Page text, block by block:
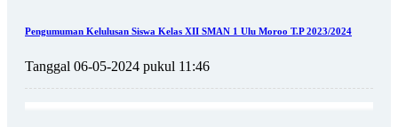
Pengumuman Kelulusan Siswa Kelas XII SMAN 1 Ulu Moroo T.P 2023/2024
Tanggal 06-05-2024 pukul 11:46